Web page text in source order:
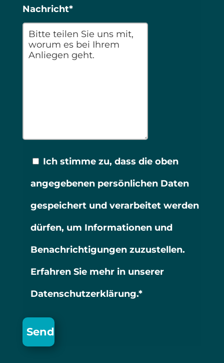
Nachricht*
Ich stimme zu, dass die oben
angegebenen persönlichen Daten
gespeichert und verarbeitet werden
dürfen, um Informationen und
Benachrichtigungen zuzustellen.
Erfahren Sie mehr in unserer
Datenschutzerklärung.*